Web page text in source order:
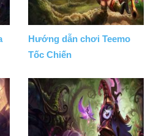
Hướng dẫn chơi Teemo
Tốc Chiến